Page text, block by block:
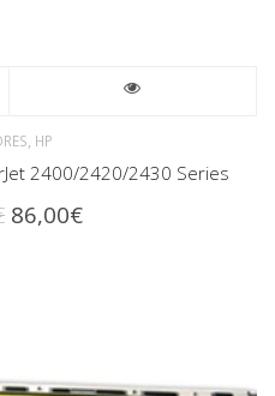
, HP
2400/2420/2430 Series
El
86,00€El